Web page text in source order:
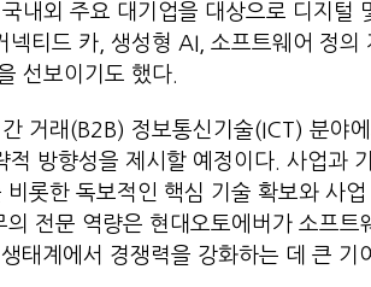
내외 주요 대기업을 대상으로 디지털
넥티드 카, 생성형 AI, 소프트웨어 정
선보이기도 했다.
거래(B2B) 정보통신기술(ICT) 분야
적 방향성을 제시할 예정이다. 사업과
비롯한 독보적인 핵심 기술 확보와 사
의 전문 역량은 현대오토에버가 소프
태계에서 경쟁력을 강화하는 데 큰 기